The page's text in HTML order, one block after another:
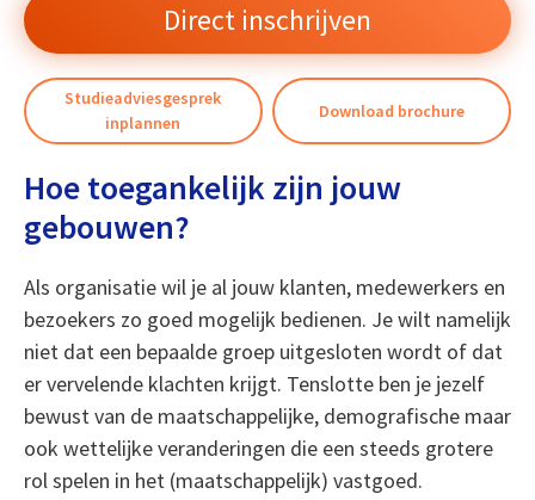
Download brochure
Studieadviesgesprek
inplannen
Direct inschrijven
Hoe toegankelijk zijn jouw
gebouwen?
Als organisatie wil je al jouw klanten, medewerkers en
bezoekers zo goed mogelijk bedienen. Je wilt namelijk
niet dat een bepaalde groep uitgesloten wordt of dat
er vervelende klachten krijgt. Tenslotte ben je jezelf
bewust van de maatschappelijke, demografische maar
ook wettelijke veranderingen die een steeds grotere
rol spelen in het (maatschappelijk) vastgoed.